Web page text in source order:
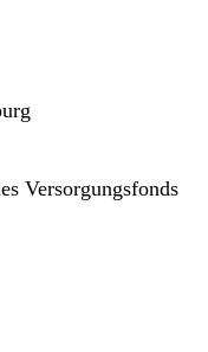
Versorgungsfonds